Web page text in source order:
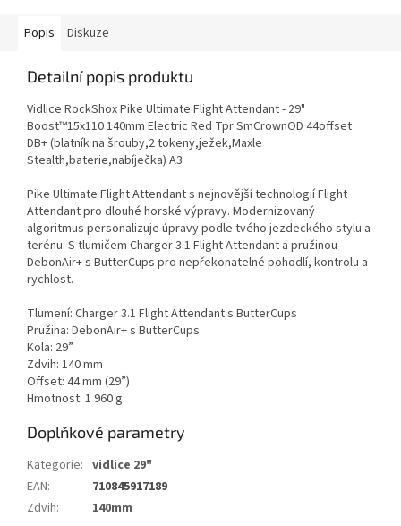
Popis Diskuze
Detailní popis produktu
Vidlice RockShox Pike Ultimate Flight Attendant - 29"
Boost™15x110 140mm Electric Red Tpr SmCrownOD 44offset
DB+ (blatník na šrouby,2 tokeny,ježek,Maxle
Stealth,baterie,nabíječka) A3
Pike Ultimate Flight Attendant s nejnovější technologií Flight
Attendant pro dlouhé horské výpravy. Modernizovaný
algoritmus personalizuje úpravy podle tvého jezdeckého stylu a
terénu. S tlumičem Charger 3.1 Flight Attendant a pružinou
DebonAir+ s ButterCups pro nepřekonatelné pohodlí, kontrolu a
rychlost.
Tlumení: Charger 3.1 Flight Attendant s ButterCups
Pružina: DebonAir+ s ButterCups
Kola: 29”
Zdvih: 140 mm
Offset: 44 mm (29”)
Hmotnost: 1 960 g
Doplňkové parametry
Kategorie: vidlice 29"
EAN:
710845917189
Zdvih: 140mm